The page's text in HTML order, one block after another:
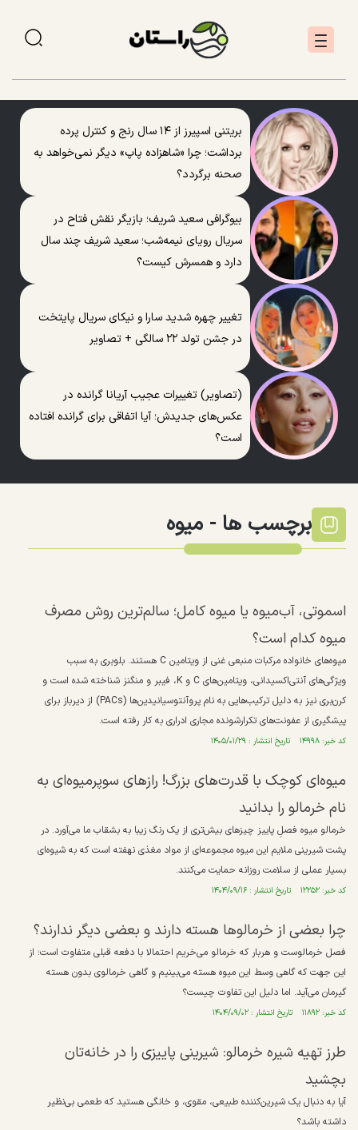
بریتنی اسپیرز از ۱۴ سال رنج و کنترل پرده
برداشت؛ چرا «شاهزاده پاپ» دیگر نمی‌خواهد به
صحنه برگردد؟
بیوگرافی سعید شریف؛ بازیگر نقش فتاح در
سریال رویای نیمه‌شب؛ سعید شریف چند سال
دارد و همسرش کیست؟
تغییر چهره شدید سارا و نیکای سریال پایتخت
در جشن تولد ۲۲ سالگی + تصاویر
(تصاویر) تغییرات عجیب آریانا گرانده در
عکس‌های جدیدش؛ آیا اتفاقی برای گرانده افتاده
است؟
برچسب ها - میوه
اسموتی، آب‌میوه یا میوه کامل؛ سالم‌ترین روش مصرف
میوه کدام است؟
میوه‌های خانواده مرکبات منبعی غنی از ویتامین C هستند. بلوبری به سبب
ویژگی‌های آنتی‌اکسیدانی، ویتامین‌های C و K، فیبر و منگنز شناخته شده است و
کرن‌بری نیز به دلیل ترکیب‌هایی به نام پروآنتوسیانیدین‌ها (PACs) از دیرباز برای
پیشگیری از عفونت‌های تکرارشونده مجاری ادراری به کار رفته است.
کد خبر: ۱۴۹۹۸ تاریخ انتشار : ۱۴۰۵/۰۱/۲۹
میوه‌ای کوچک با قدرت‌های بزرگ! رازهای سوپرمیوه‌ای به
نام خرمالو را بدانید
خرمالو میوه فصلِ پاییز چیزهای بیش‌تری از یک رنگ زیبا به بشقاب ما می‌آورد. در
پشت شیرینی ملایم این میوه مجموعه‌ای از مواد مغذی نهفته است که به شیوه‌ای
بسیار عملی از سلامت روزانه حمایت می‌کنند.
کد خبر: ۱۲۲۵۲ تاریخ انتشار : ۱۴۰۴/۰۹/۱۶
چرا بعضی از خرمالوها هسته دارند و بعضی دیگر ندارند؟
فصل خرمالوست و هربار که خرمالو می‌خریم احتمالا با دفعه قبلی متفاوت است؛ از
این جهت که گاهی وسط این میوه هسته می‌بینیم و گاهی خرمالوی بدون هسته
گیرمان می‌آید. اما دلیل این تفاوت چیست؟
کد خبر: ۱۱۸۹۲ تاریخ انتشار : ۱۴۰۴/۰۹/۰۲
طرز تهیه شیره خرمالو: شیرینی پاییزی را در خانه‌تان
بچشید
آیا به دنبال یک شیرین‌کننده طبیعی، مقوی، و خانگی هستید که طعمی بی‌نظیر
داشته باشد؟